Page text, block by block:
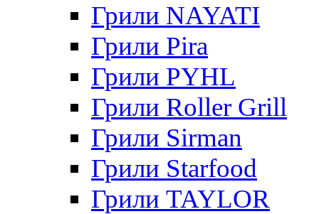
Грили NAYATI
Грили Pira
Грили PYHL
Грили Roller Grill
Грили Sirman
Грили Starfood
Грили TAYLOR